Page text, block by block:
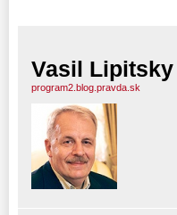
Vasil Lipitsky
program2.blog.pravda.sk